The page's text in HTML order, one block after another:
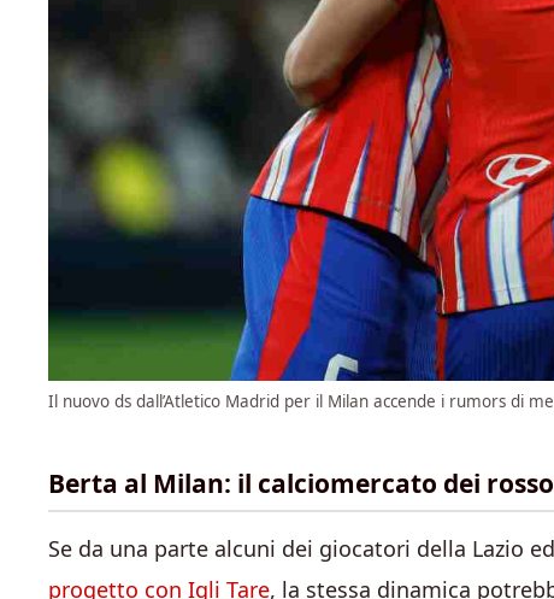
Il nuovo ds dall’Atletico Madrid per il Milan accende i rumors di
Berta al Milan: il calciomercato dei
Se da una parte alcuni dei giocatori della Lazio
progetto con Igli Tare, la stessa dinamica